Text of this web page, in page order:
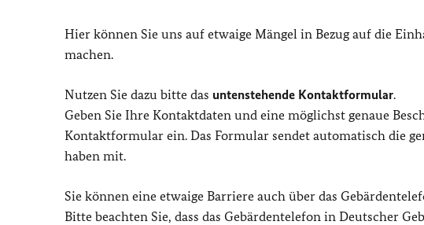
Hier können Sie uns auf etwaige Mängel in Bezug auf die
machen.
Nutzen Sie dazu bitte das untenstehende Kontaktformular.
Geben Sie Ihre Kontaktdaten und eine möglichst genaue
Kontaktformular ein. Das Formular sendet automatisch die
haben mit.
Sie können eine etwaige Barriere auch über das
Bitte beachten Sie, dass das Gebärdentelefon in Deutscher